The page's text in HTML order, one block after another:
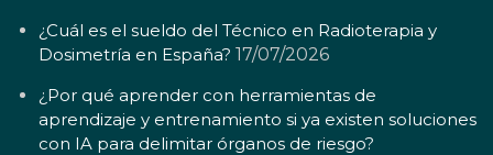
¿Cuál es el sueldo del Técnico en Radioterapia y
Dosimetría en España? 17/07/2026
¿Por qué aprender con herramientas de
aprendizaje y entrenamiento si ya existen soluciones
con IA para delimitar órganos de riesgo?